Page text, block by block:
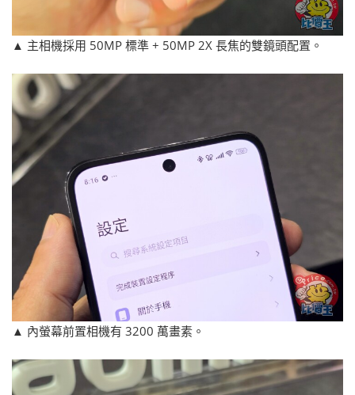
▲ 主相機採用 50MP 標準 + 50MP 2X 長焦的雙鏡頭配置。
▲ 內螢幕前置相機有 3200 萬畫素。